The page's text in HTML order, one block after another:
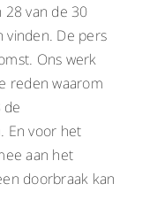
28 van de 30
vinden. De pers
Ons werk
reden waarom
de
En voor het
aan het
doorbraak kan